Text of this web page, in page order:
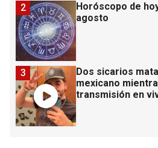
Horóscopo de
agosto
2
Dos sicarios
mexicano
transmisión en
3